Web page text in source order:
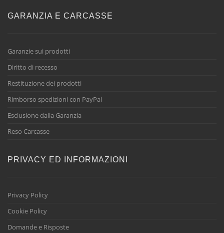
GARANZIA E CARCASSE
Garanzie sui prodotti
Diritto di recesso
Restituzione dei prodotti
Rimborso spedizioni con PayPal
Esclusione dalla Garanzia
Reso Carcasse
PRIVACY ED INFORMAZIONI
Privacy Policy
Cookie Policy
Domande e Risposte